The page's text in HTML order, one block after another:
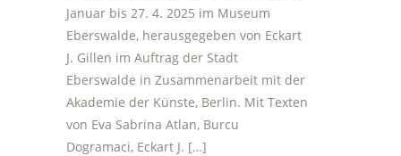
Januar bis 27. 4. 2025 im Museum
Eberswalde, herausgegeben von Eckart
J. Gillen im Auftrag der Stadt
Eberswalde in Zusammenarbeit mit der
Akademie der Künste, Berlin. Mit Texten
von Eva Sabrina Atlan, Burcu
Dogramaci, Eckart J. […]